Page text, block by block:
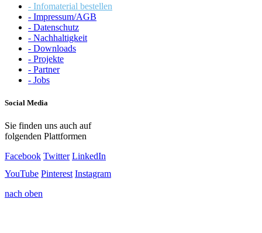
- Infomaterial bestellen
- Impressum/AGB
- Datenschutz
- Nachhaltigkeit
- Downloads
- Projekte
- Partner
- Jobs
Social Media
Sie finden uns auch auf
folgenden Plattformen
Facebook Twitter LinkedIn
YouTube Pinterest Instagram
nach oben